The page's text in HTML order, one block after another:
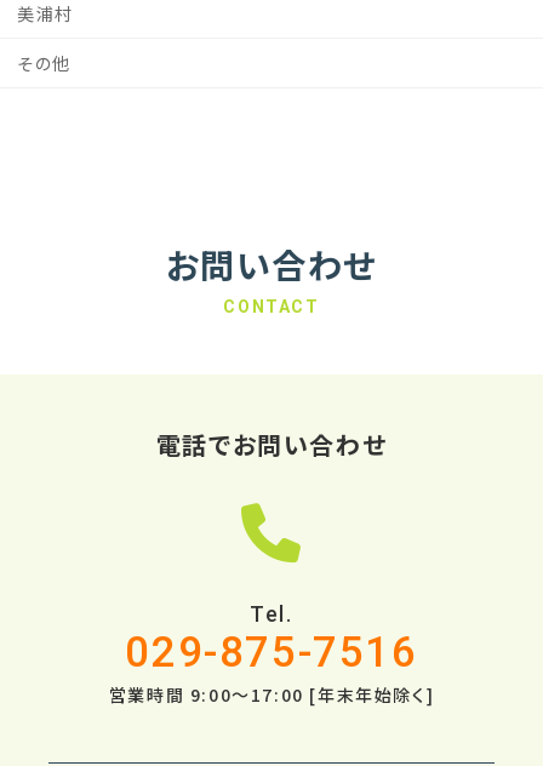
美浦村
その他
お問い合わせ
CONTACT
電話でお問い合わせ
Tel.
029-875-7516
営業時間 9:00～17:00 [年末年始除く]